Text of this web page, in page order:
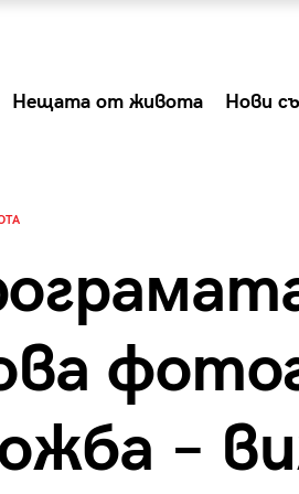
Нещата от живота Нови
–
Summer Prelude: как